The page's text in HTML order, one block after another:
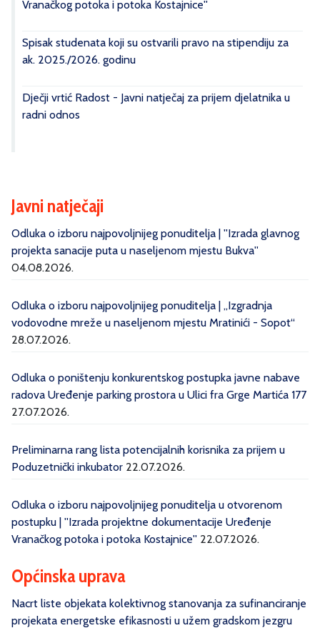
Vranačkog potoka i potoka Kostajnice''
Spisak studenata koji su ostvarili pravo na stipendiju za
ak. 2025./2026. godinu
Dječji vrtić Radost - Javni natječaj za prijem djelatnika u
radni odnos
Javni natječaji
Odluka o izboru najpovoljnijeg ponuditelja | ''Izrada glavnog
projekta sanacije puta u naseljenom mjestu Bukva''
04.08.2026.
Odluka o izboru najpovoljnijeg ponuditelja | „Izgradnja
vodovodne mreže u naseljenom mjestu Mratinići - Sopot“
28.07.2026.
Odluka o poništenju konkurentskog postupka javne nabave
radova Uređenje parking prostora u Ulici fra Grge Martića 177
27.07.2026.
Preliminarna rang lista potencijalnih korisnika za prijem u
Poduzetnički inkubator 22.07.2026.
Odluka o izboru najpovoljnijeg ponuditelja u otvorenom
postupku | ''Izrada projektne dokumentacije Uređenje
Vranačkog potoka i potoka Kostajnice'' 22.07.2026.
Općinska uprava
Nacrt liste objekata kolektivnog stanovanja za sufinanciranje
projekata energetske efikasnosti u užem gradskom jezgru